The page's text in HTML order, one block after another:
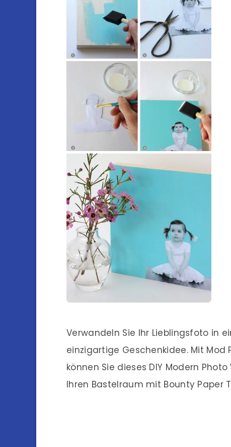
Verwandeln Sie Ihr Lieblingsfoto in
einzigartige Geschenkidee. Mit
können Sie dieses DIY Modern
Ihren Bastelraum mit Bounty Paper